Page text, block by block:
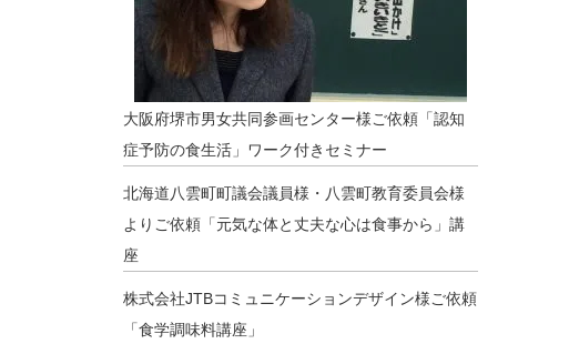
大阪府堺市男女共同参画センター様ご依頼「認知
症予防の食生活」ワーク付きセミナー
北海道八雲町町議会議員様・八雲町教育委員会様
よりご依頼「元気な体と丈夫な心は食事から」講
座
株式会社JTBコミュニケーションデザイン様ご依頼
「食学調味料講座」